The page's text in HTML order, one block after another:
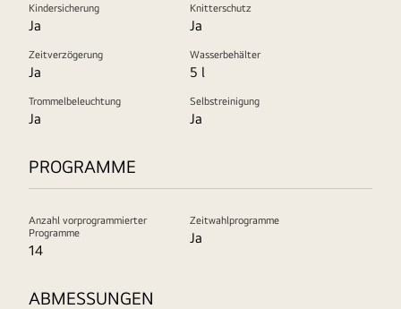
Kindersicherung
Ja
Knitterschutz
Ja
Zeitverzögerung
Ja
Wasserbehälter
5 l
Trommelbeleuchtung
Ja
Selbstreinigung
Ja
PROGRAMME
Anzahl vorprogrammierter
Programme
14
Zeitwahlprogramme
Ja
ABMESSUNGEN